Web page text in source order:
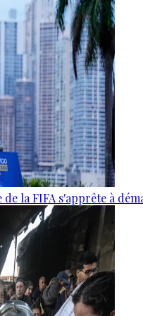
la FIFA s'apprête à